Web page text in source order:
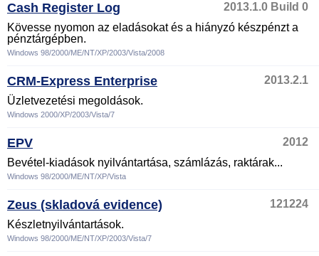
Cash Register Log
2013.1.0 Build 0
Kövesse nyomon az eladásokat és a hiányzó készpénzt a
pénztárgépben.
Windows 98/2000/ME/NT/XP/2003/Vista/2008
CRM-Express Enterprise
2013.2.1
Üzletvezetési megoldások.
Windows 2000/XP/2003/Vista/7
EPV
2012
Bevétel-kiadások nyilvántartása, számlázás, raktárak...
Windows 98/2000/ME/NT/XP/Vista
Zeus (skladová evidence)
121224
Készletnyilvántartások.
Windows 98/2000/ME/NT/XP/2003/Vista/7